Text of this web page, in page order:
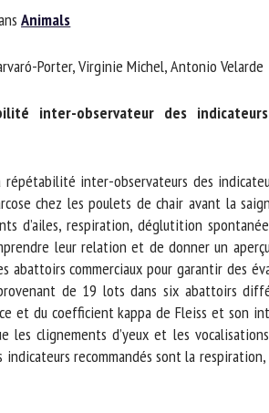
Animals
Porter, Virginie Michel, Antonio Velarde
inter-observateur des
inter-observateurs des
chez les poulets de chair avant la
d’ailes, respiration, déglutition
leur relation et de donner un
commerciaux pour garantir des
de 19 lots dans six abattoirs
et du coefficient kappa de Fleiss et son
les clignements d’yeux et les
recommandés sont la
dans le cadre de la relation avec le CNR BEA. *
suivis de * sont obligatoires